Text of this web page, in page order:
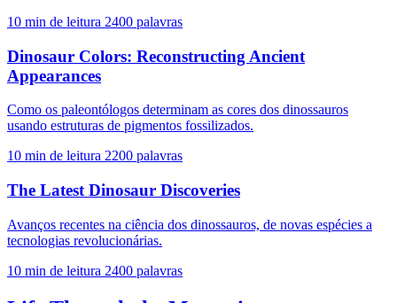
10 min de leitura 2400 palavras
Dinosaur Colors: Reconstructing Ancient
Appearances
Como os paleontólogos determinam as cores dos dinossauros
usando estruturas de pigmentos fossilizados.
10 min de leitura 2200 palavras
The Latest Dinosaur Discoveries
Avanços recentes na ciência dos dinossauros, de novas espécies a
tecnologias revolucionárias.
10 min de leitura 2400 palavras